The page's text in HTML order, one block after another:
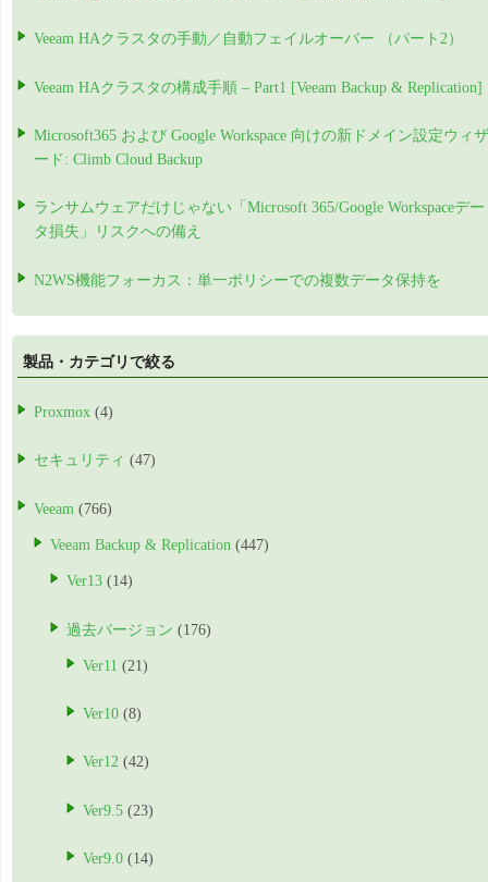
Veeam HAクラスタの手動／自動フェイルオーバー （パート2）
Veeam HAクラスタの構成手順 – Part1 [Veeam Backup & Replication]
Microsoft365 および Google Workspace 向けの新ドメイン設定ウィザ
ード: Climb Cloud Backup
ランサムウェアだけじゃない「Microsoft 365/Google Workspaceデー
タ損失」リスクへの備え
N2WS機能フォーカス：単一ポリシーでの複数データ保持を
製品・カテゴリで絞る
Proxmox (4)
セキュリティ (47)
Veeam (766)
Veeam Backup & Replication (447)
Ver13 (14)
過去バージョン (176)
Ver11 (21)
Ver10 (8)
Ver12 (42)
Ver9.5 (23)
Ver9.0 (14)